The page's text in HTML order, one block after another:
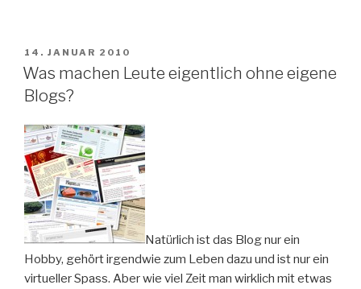
VERÖFFENTLICHT
AM
14. JANUAR 2010
Was machen Leute eigentlich ohne eigene
Blogs?
Natürlich ist das Blog nur ein
Hobby, gehört irgendwie zum Leben dazu und ist nur ein
virtueller Spass. Aber wie viel Zeit man wirklich mit etwas